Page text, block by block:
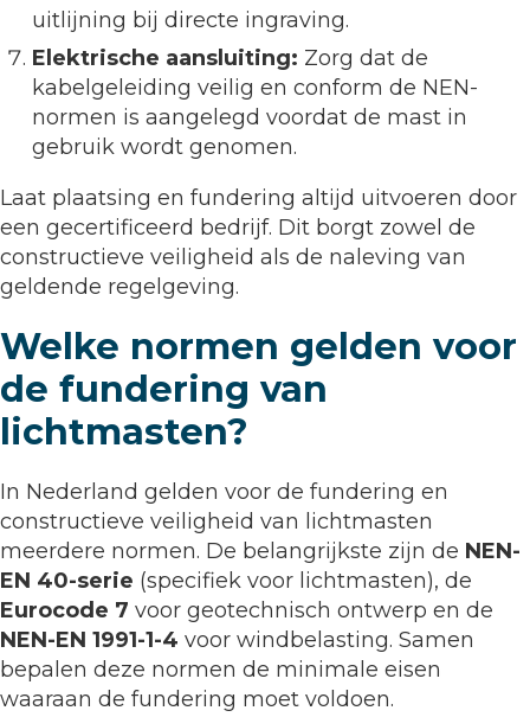
uitlijning bij directe ingraving.
Elektrische aansluiting: Zorg dat de
kabelgeleiding veilig en conform de NEN-
normen is aangelegd voordat de mast in
gebruik wordt genomen.
Laat plaatsing en fundering altijd uitvoeren door
een gecertificeerd bedrijf. Dit borgt zowel de
constructieve veiligheid als de naleving van
geldende regelgeving.
Welke normen gelden voor
de fundering van
lichtmasten?
In Nederland gelden voor de fundering en
constructieve veiligheid van lichtmasten
meerdere normen. De belangrijkste zijn de NEN-
EN 40-serie (specifiek voor lichtmasten), de
Eurocode 7 voor geotechnisch ontwerp en de
NEN-EN 1991-1-4 voor windbelasting. Samen
bepalen deze normen de minimale eisen
waaraan de fundering moet voldoen.